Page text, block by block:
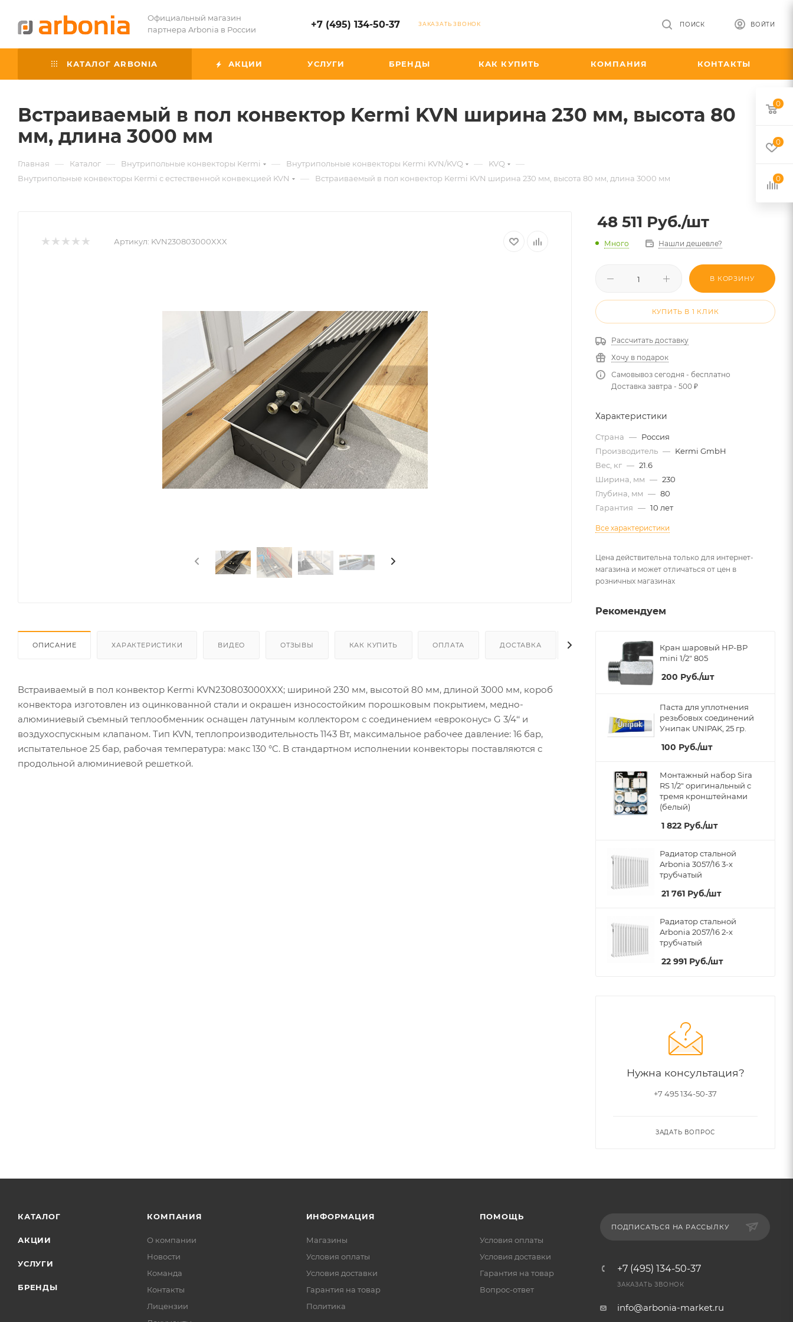
Официальный магазин
партнера Arbonia в России
+7 (495) 134-50-37 ЗАКАЗАТЬ ЗВОНОК ВОЙТИ
ПОИСК
КАТАЛОГ ARBONIA АКЦИИ УСЛУГИ БРЕНДЫ КАК КУПИТЬ КОМПАНИЯ КОНТАКТЫ
Встраиваемый в пол конвектор Kermi KVN ширина 230 мм, высота 80
мм, длина 3000 мм
Главная — Каталог — Внутрипольные конвекторы Kermi — Внутрипольные конвекторы Kermi KVN/KVQ — KVQ —
Внутрипольные конвекторы Kermi с естественной конвекцией KVN — Встраиваемый в пол конвектор Kermi KVN ширина 230 мм, высота 80 мм, длина 3000 мм
Артикул: KVN230803000XXX
ОПИСАНИЕ ХАРАКТЕРИСТИКИ ВИДЕО ОТЗЫВЫ КАК КУПИТЬ ОПЛАТА ДОСТАВКА ДОПОЛНИТЕЛЬНО
Встраиваемый в пол конвектор Kermi KVN230803000XXX; шириной 230 мм, высотой 80 мм, длиной 3000 мм, короб
конвектора изготовлен из оцинкованной стали и окрашен износостойким порошковым покрытием, медно-
алюминиевый съемный теплообменник оснащен латунным коллектором с соединением «евроконус» G 3/4‘‘ и
воздухоспускным клапаном. Тип KVN, теплопроизводительность 1143 Вт, максимальное рабочее давление: 16 бар,
испытательное 25 бар, рабочая температура: макс 130 °C. В стандартном исполнении конвекторы поставляются с
продольной алюминиевой решеткой.
48 511 Руб./шт
Много Нашли дешевле?
В КОРЗИНУ
КУПИТЬ В 1 КЛИК
Рассчитать доставку
Хочу в подарок
Самовывоз сегодня - бесплатно
Доставка завтра - 500 ₽
Характеристики
Страна — Россия
Производитель — Kermi GmbH
Вес, кг — 21.6
Ширина, мм — 230
Глубина, мм — 80
Гарантия — 10 лет
Все характеристики
Цена действительна только для интернет-
магазина и может отличаться от цен в
розничных магазинах
Рекомендуем
Кран шаровый НР-ВР
mini 1/2" 805
200 Руб./шт
Паста для уплотнения
резьбовых соединений
Унипак UNIPAK, 25 гр.
100 Руб./шт
Монтажный набор Sira
RS 1/2" оригинальный c
тремя кронштейнами
(белый)
1 822 Руб./шт
Радиатор стальной
Arbonia 3057/16 3-х
трубчатый
21 761 Руб./шт
Радиатор стальной
Arbonia 2057/16 2-х
трубчатый
22 991 Руб./шт
Нужна консультация?
+7 495 134-50-37
ЗАДАТЬ ВОПРОС
КАТАЛОГ
АКЦИИ
УСЛУГИ
БРЕНДЫ
КОМПАНИЯ
О компании
Новости
Команда
Контакты
Лицензии
ИНФОРМАЦИЯ
Магазины
Условия оплаты
Условия доставки
Гарантия на товар
Политика
ПОМОЩЬ
Условия оплаты
Условия доставки
Гарантия на товар
Вопрос-ответ
ПОДПИСАТЬСЯ НА РАССЫЛКУ
+7 (495) 134-50-37
ЗАКАЗАТЬ ЗВОНОК
info@arbonia-market.ru
0
0
0